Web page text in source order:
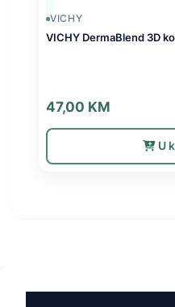
VICHY
VICHY DermaBlend 3D
47,00 KM
U